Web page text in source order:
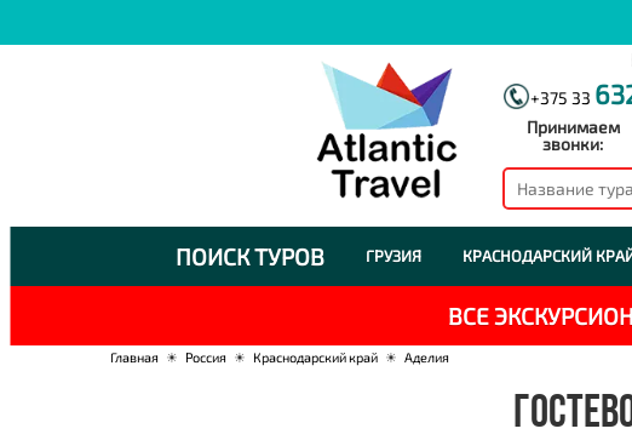
+375 33
Принимаем
звонки:
ПОИСК ТУРОВ ГРУЗИЯ КРАСНОДАРСКИЙ
ВСЕ
Главная ☀ Россия ☀ Краснодарский край ☀ Аделия